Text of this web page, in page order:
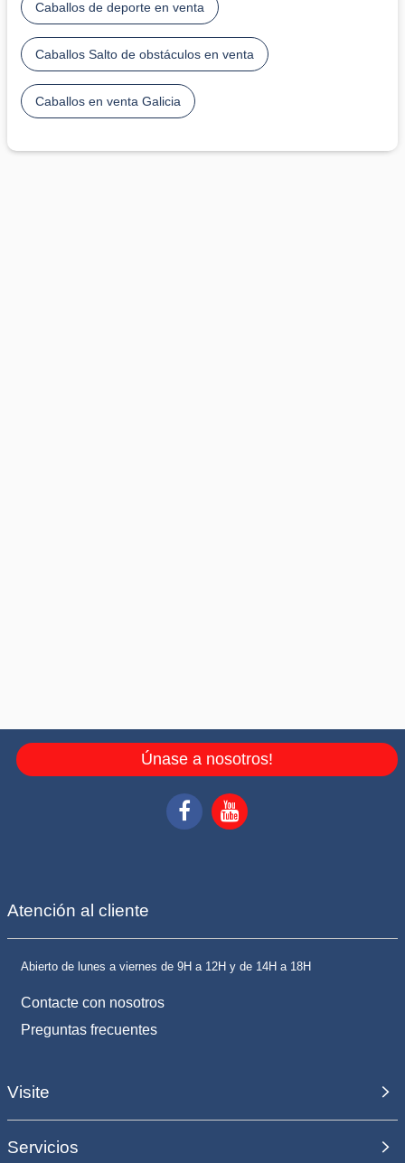
Caballos de deporte en venta
Caballos Salto de obstáculos en venta
Caballos en venta Galicia
Únase a nosotros!
Atención al cliente
Abierto de lunes a viernes de 9H a 12H y de 14H a 18H
Contacte con nosotros
Preguntas frecuentes
Visite
Servicios